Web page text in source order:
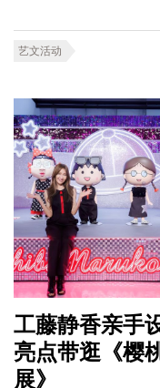
艺文活动
工藤静香亲手
亮点带逛《樱
展》